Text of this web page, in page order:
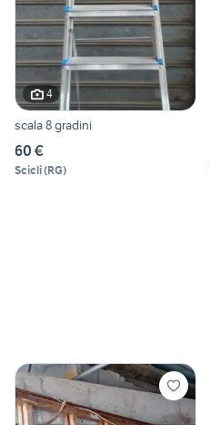
4
scala 8 gradini
60 €
Scicli(RG)